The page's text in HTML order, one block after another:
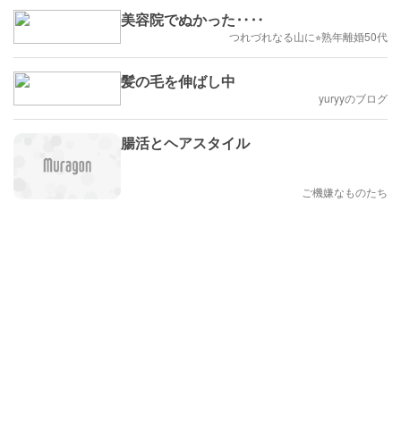
美容院でぬかった‥‥
つれづれなる山に⭐︎熟年離婚50代
髪の毛を伸ばし中
yuryyのブログ
腸活とヘアスタイル
ご機嫌なものたち